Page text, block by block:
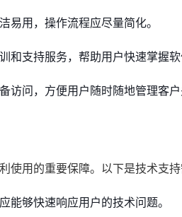
易用，操作流程应尽量简化。
和支持服务，帮助用户快速掌握软
访问，方便用户随时随地管理客户
使用的重要保障。以下是技术支持
能够快速响应用户的技术问题。